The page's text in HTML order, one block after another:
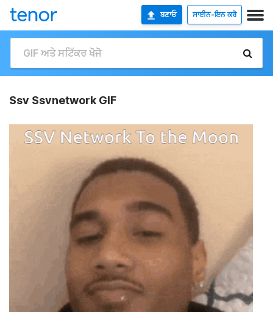
ਬਣਾਓ ਸਾਈਨ-ਇਨ ਕਰੋ
Ssv Ssvnetwork GIF